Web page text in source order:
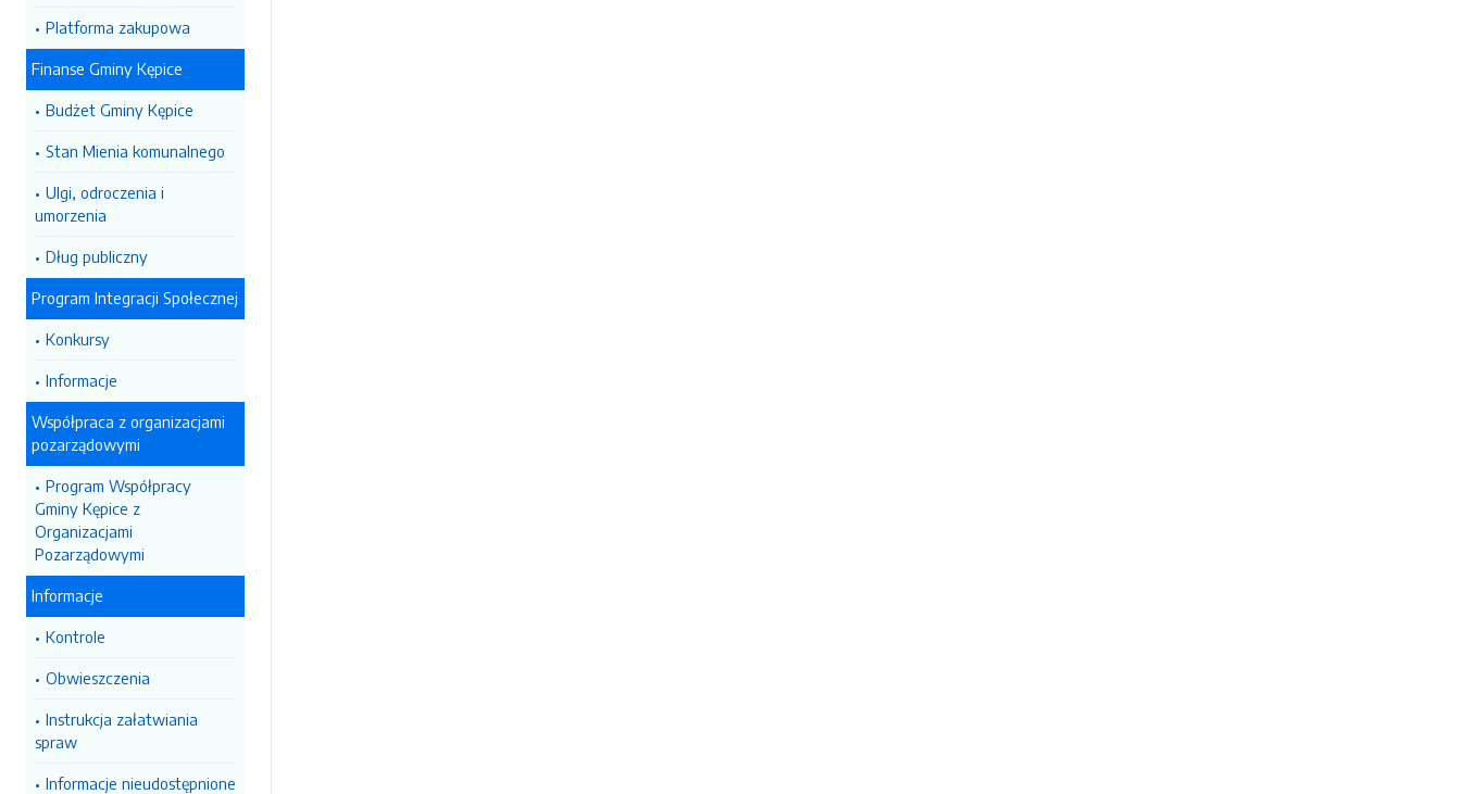
Platforma zakupowa
Finanse Gminy Kępice
Budżet Gminy Kępice
Stan Mienia komunalnego
Ulgi, odroczenia i
umorzenia
Dług publiczny
Program Integracji Społecznej
Konkursy
Informacje
Współpraca z organizacjami
pozarządowymi
Program Współpracy
Gminy Kępice z
Organizacjami
Pozarządowymi
Informacje
Kontrole
Obwieszczenia
Instrukcja załatwiania
spraw
Informacje nieudostępnione